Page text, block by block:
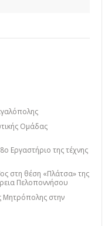
Ομάδας
Εργαστήριο της τέχνης
στη θέση «Πλάτσα» της
Πελοποννήσου
Μητρόπολης στην